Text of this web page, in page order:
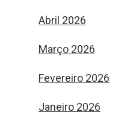
Abril 2026
Março 2026
Fevereiro 2026
Janeiro 2026